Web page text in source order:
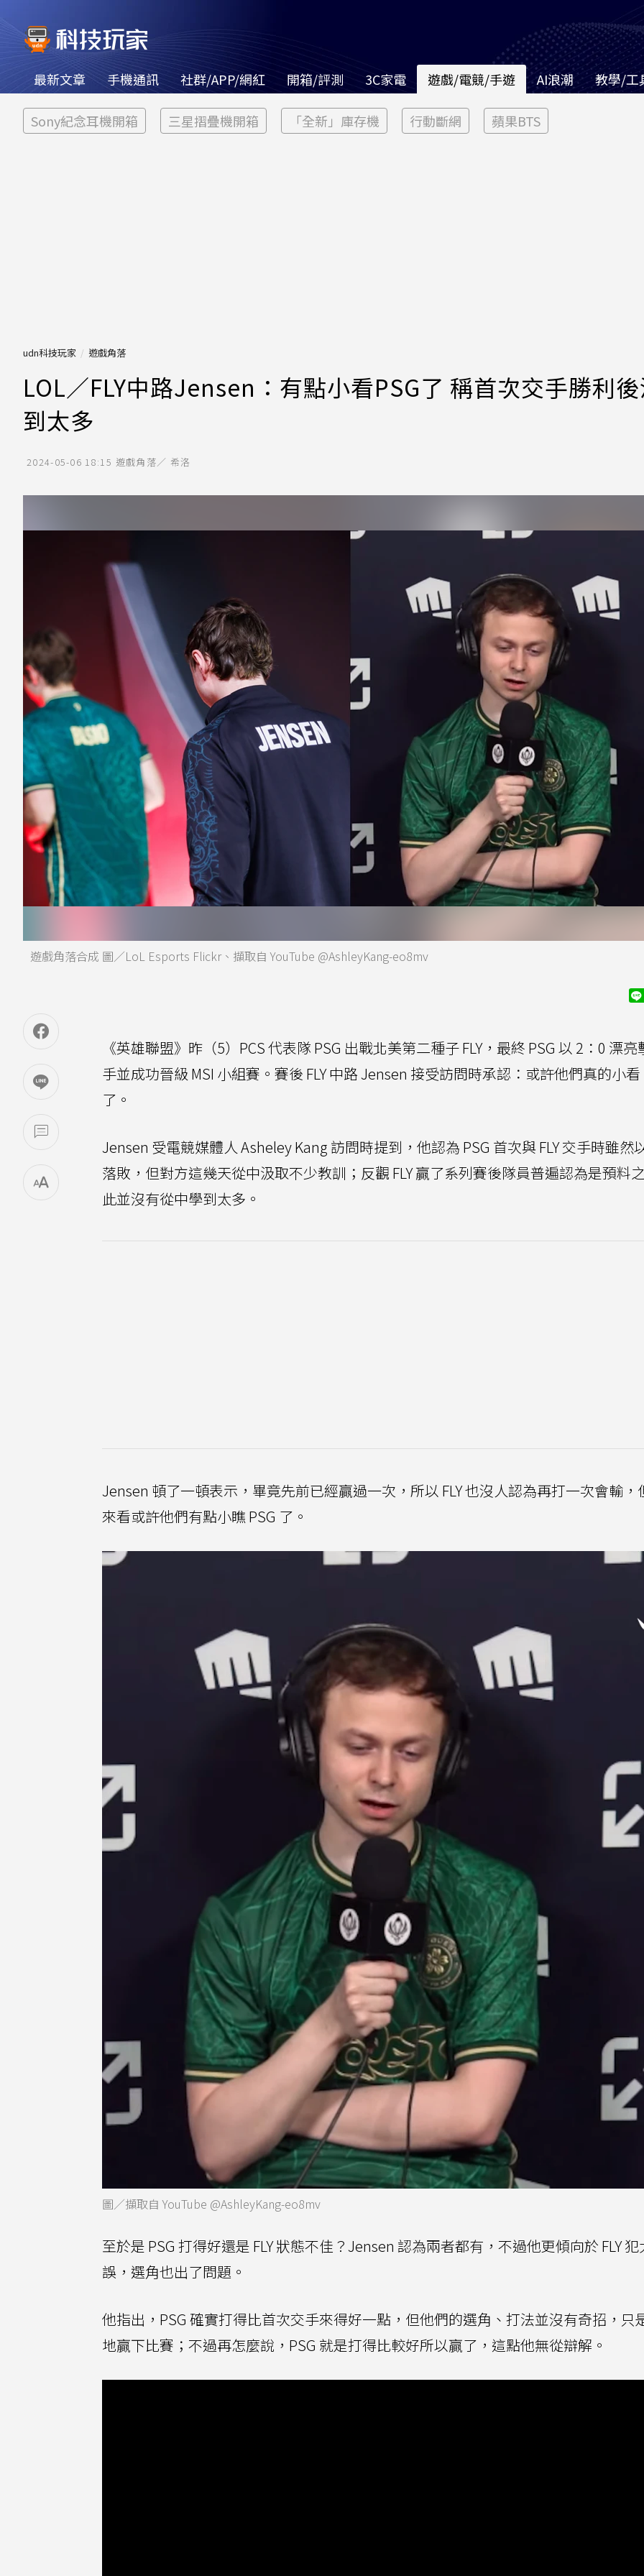
最新文章 手機通訊 社群/APP/網紅 開箱/評測 3C家電 遊戲/電競/手遊 AI浪潮 教學/工
Sony紀念耳機開箱 三星摺疊機開箱 「全新」庫存機 行動斷網 蘋果BTS
udn科技玩家 遊戲角落
LOL／FLY中路Jensen：有點小看PSG了 稱首次交手勝利
到太多
2024-05-06 18:15 遊戲角落／ 希洛
遊戲角落合成 圖／LoL Esports Flickr、擷取自 YouTube @AshleyKang-eo8mv
《英雄聯盟》昨（5）PCS 代表隊 PSG 出戰北美第二種子 FLY，最終 PSG 以 2：0 漂
手並成功晉級 MSI 小組賽。賽後 FLY 中路 Jensen 接受訪問時承認：或許他們真的小看
了。
Jensen 受電競媒體人 Asheley Kang 訪問時提到，他認為 PSG 首次與 FLY 交手時雖然
落敗，但對方這幾天從中汲取不少教訓；反觀 FLY 贏了系列賽後隊員普遍認為是預料
此並沒有從中學到太多。
Jensen 頓了一頓表示，畢竟先前已經贏過一次，所以 FLY 也沒人認為再打一次會輸，
來看或許他們有點小瞧 PSG 了。
圖／擷取自 YouTube @AshleyKang-eo8mv
至於是 PSG 打得好還是 FLY 狀態不佳？Jensen 認為兩者都有，不過他更傾向於 FLY
誤，選角也出了問題。
他指出，PSG 確實打得比首次交手來得好一點，但他們的選角、打法並沒有奇招，只
地贏下比賽；不過再怎麼說，PSG 就是打得比較好所以贏了，這點他無從辯解。